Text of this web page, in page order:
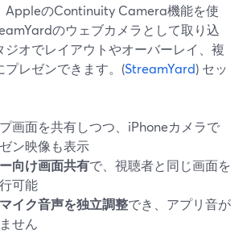
AppleのContinuity Camera機能を使
のウェブカメラとして取り込
ジオでレイアウトやオーバーレイ、複
プレゼンできます。(StreamYard) セッ
画面を共有しつつ、iPhoneカメラで
ン映像も表示
向け画面共有で、視聴者と同じ画面を
可能
イク音声を独立調整でき、アプリ音が
せん